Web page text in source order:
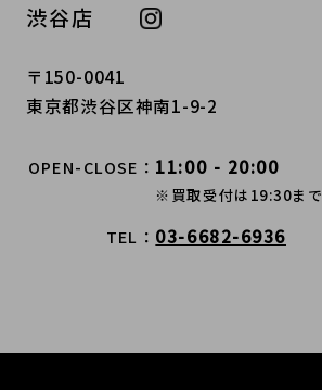
渋谷店
〒150-0041
東京都渋谷区神南1-9-2
OPEN-CLOSE 11:00 - 20:00
※買取受付は19:30まで
TEL 03-6682-6936